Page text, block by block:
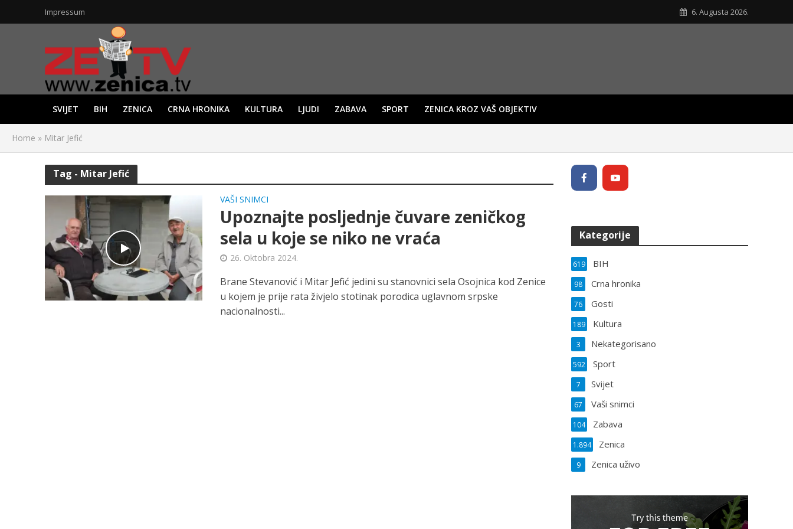
Impressum 6. Augusta 2026.
SVIJET BIH ZENICA CRNA HRONIKA KULTURA LJUDI ZABAVA SPORT ZENICA KROZ VAŠ OBJEKTIV
Home » Mitar Jefić
Tag - Mitar Jefić
VAŠI SNIMCI
Upoznajte posljednje čuvare zeničkog
sela u koje se niko ne vraća
26. Oktobra 2024.
Brane Stevanović i Mitar Jefić jedini su stanovnici sela Osojnica kod Zenice
u kojem je prije rata živjelo stotinak porodica uglavnom srpske
nacionalnosti...
Kategorije
BIH
619
Crna hronika
98
Gosti
76
Kultura
189
Nekategorisano
3
Sport
592
Svijet
7
Vaši snimci
67
Zabava
104
Zenica
1.894
Zenica uživo
9